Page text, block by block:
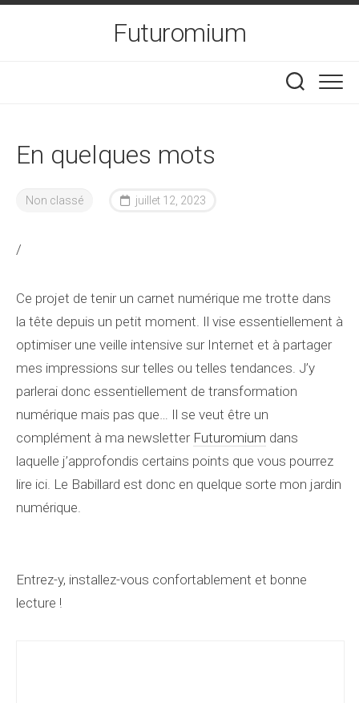
Skip
Futuromium
En quelques mots
Non classé juillet 12, 2023
/
Ce projet de tenir un carnet numérique me trotte dans
la tête depuis un petit moment. Il vise essentiellement à
optimiser une veille intensive sur Internet et à partager
mes impressions sur telles ou telles tendances. J’y
parlerai donc essentiellement de transformation
numérique mais pas que… Il se veut être un
complément à ma newsletter Futuromium dans
laquelle j’approfondis certains points que vous pourrez
lire ici. Le Babillard est donc en quelque sorte mon jardin
numérique.
Entrez-y, installez-vous confortablement et bonne
lecture !